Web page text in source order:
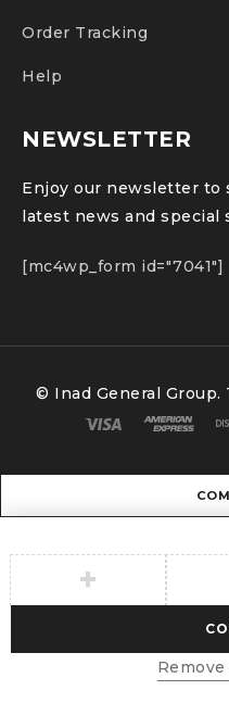
Order Tracking
Help
NEWSLETTER
Enjoy our newsletter to
latest news and special
[mc4wp_form id="7041"]
© Inad General